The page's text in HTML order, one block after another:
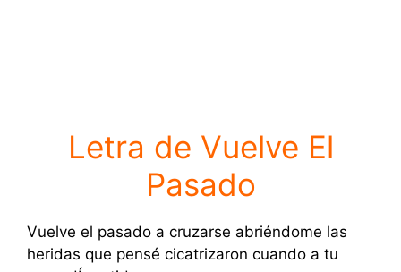
Letra de Vuelve El
Pasado
Vuelve el pasado a cruzarse abriéndome las
heridas que pensé cicatrizaron cuando a tu